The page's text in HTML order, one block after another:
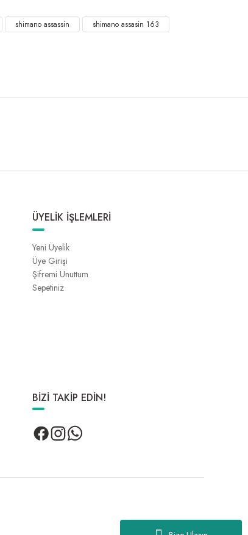
shimano assassin
shimano assasin 163
ÜYELİK İŞLEMLERİ
Yeni Üyelik
Üye Girişi
Şifremi Unuttum
Sepetiniz
BİZİ TAKİP EDİN!